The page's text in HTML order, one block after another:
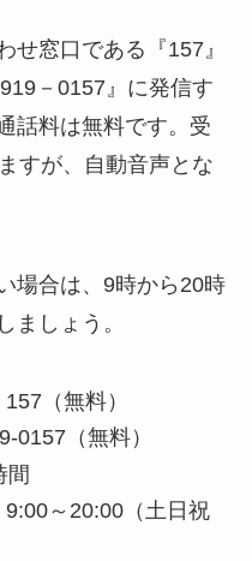
せ窓口である『157』
－0157』に発信す
話料は無料です。受
すが、自動音声とな
場合は、9時から20時
ましょう。
（無料）
0157（無料）
間
～20:00（土日祝